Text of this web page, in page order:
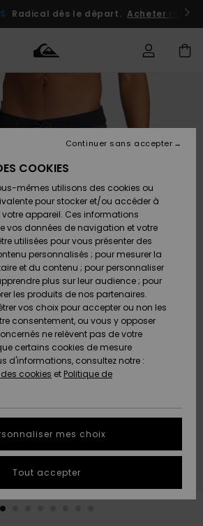
Radical dès le départ. Acheter
Tongs
Tongs
à
COOKIES
mêmes utilisons des cookies ou
pour stocker et/ou accéder à
appareil. Ces informations
vos données de navigation et votre
utilisées pour vous présenter des
personnalisés ; pour mesurer la
et du contenu ; pour personnaliser
plus sur leur audience ; pour
les produits de nos partenaires.
vos choix pour accepter ou non les
consentement, ou vous y opposer
ne relèvent pas de votre
certains cookies de mesure
d'informations, consultez notre :
cookies et Politique de
mes choix
Continuer sans accepter
Tout accepter